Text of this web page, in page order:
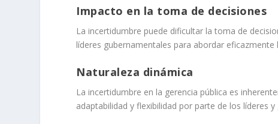
Impacto en la toma de decisiones
La incertidumbre puede dificultar la toma de
líderes gubernamentales para abordar eficazmente
Naturaleza dinámica
La incertidumbre en la gerencia pública es
adaptabilidad y flexibilidad por parte de los líderes